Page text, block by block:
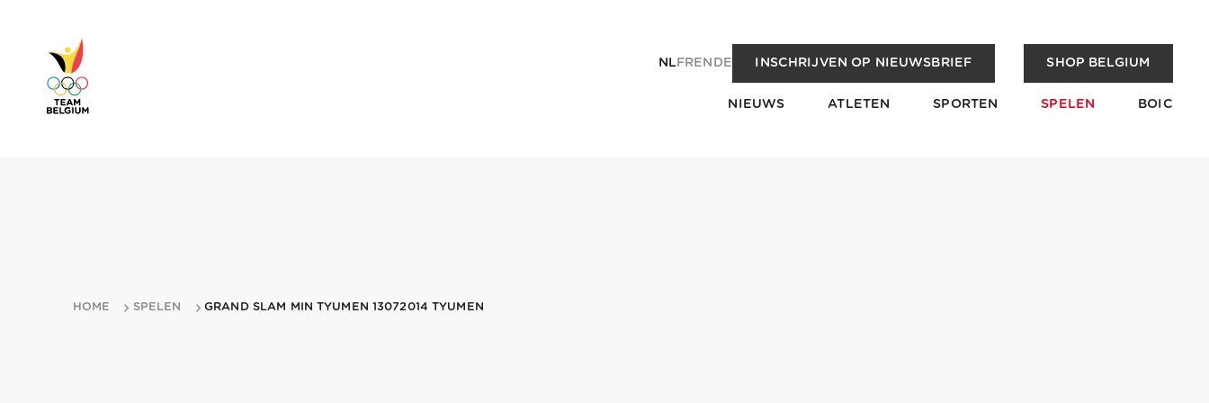
NLFREN DE INSCHRIJVEN OP NIEUWSBRIEF SHOP BELGIUM
NIEUWS ATLETEN SPORTEN SPELEN BOIC
HOME SPELEN GRAND SLAM MIN TYUMEN 13072014 TYUMEN